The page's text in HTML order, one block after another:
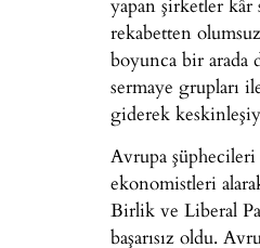
rekabetten
boyunca bir arada
sermaye grupları
giderek
Avrupa
ekonomistleri
Birlik ve Liberal
başarısız oldu.